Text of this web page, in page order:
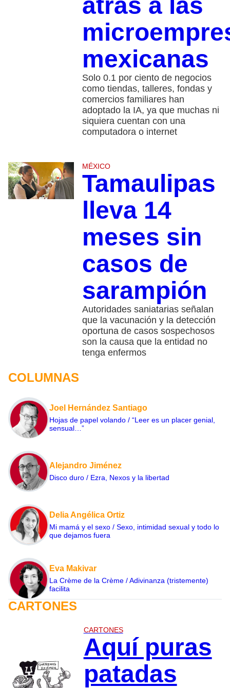
atrás a las
mexicanas
Solo 0.1 por ciento de negocios
como tiendas, talleres, fondas y
comercios familiares han
adoptado la IA, ya que muchas ni
siquiera cuentan con una
computadora o internet
MÉXICO
Tamaulipas
lleva 14
meses sin
casos de
sarampión
Autoridades saniatarias señalan
que la vacunación y la detección
oportuna de casos sospechosos
son la causa que la entidad no
tenga enfermos
COLUMNAS
Joel Hernández Santiago
Hojas de papel volando / “Leer es un placer genial,
sensual…”
Alejandro Jiménez
Disco duro / Ezra, Nexos y la libertad
Delia Angélica Ortiz
Mi mamá y el sexo / Sexo, intimidad sexual y todo lo
que dejamos fuera
Eva Makivar
La Crème de la Crème / Adivinanza (tristemente)
facilita
CARTONES
CARTONES
Aquí puras
patadas